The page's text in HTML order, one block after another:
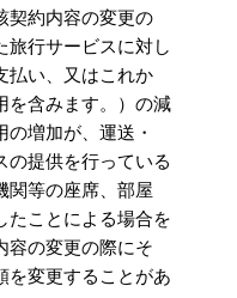
契約内容の変更の
旅行サービスに対し
払い、又はこれか
を含みます。）の減
増加が、運送・
の提供を行っている
関等の座席、部屋
たことによる場合を
容の変更の際にそ
を変更することがあ